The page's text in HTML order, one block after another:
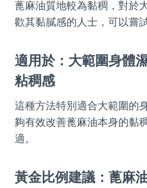
蓖麻油質地較為黏稠，對於
歡其黏膩感的人士，可以嘗
適用於：大範圍身體
粘稠感
這種方法特別適合大範圍的
夠有效改善蓖麻油本身的黏
適。
黃金比例建議：蓖麻